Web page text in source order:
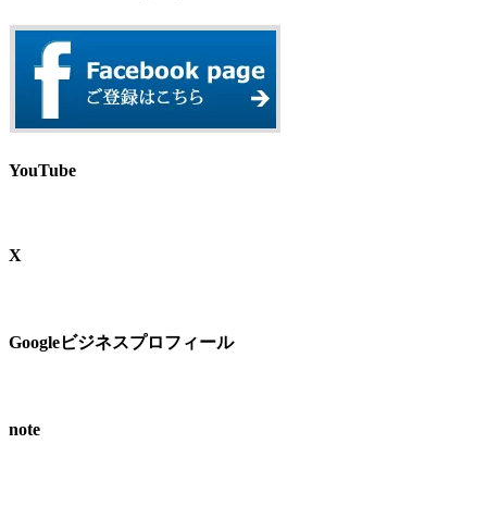
YouTube
X
Googleビジネスプロフィール
note